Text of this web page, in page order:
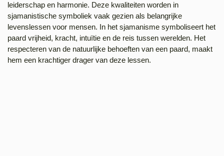
leiderschap en harmonie. Deze kwaliteiten worden in
sjamanistische symboliek vaak gezien als belangrijke
levenslessen voor mensen. In het sjamanisme symboliseert het
paard vrijheid, kracht, intuïtie en de reis tussen werelden. Het
respecteren van de natuurlijke behoeften van een paard, maakt
hem een krachtiger drager van deze lessen.